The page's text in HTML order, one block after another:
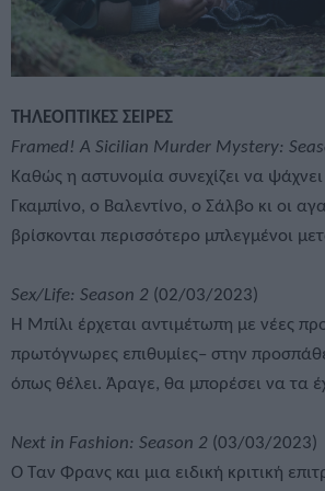
ΤΗΛΕΟΠΤΙΚΕΣ ΣΕΙΡΕΣ
Framed! A Sicilian Murder Mystery:
Καθώς η αστυνομία συνεχίζει να
Γκαμπίνο, ο Βαλεντίνο, ο Σάλβο κι οι
βρίσκονται περισσότερο μπλεγμένοι
Sex/Life: Season 2 (02/03/2023)
Η Μπίλι έρχεται αντιμέτωπη με νέες
πρωτόγνωρες επιθυμίες– στην
όπως θέλει. Άραγε, θα μπορέσει να τα
Next in Fashion: Season 2 (03/03/2023)
Ο Ταν Φρανς και μια ειδική κριτική